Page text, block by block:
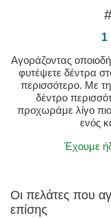
1
Αγοράζοντας
φυτέψετε δέντρα
περισσότερο. Με
δέντρο
προχωράμε λίγο
ενός
Έχουμε
Οι πελάτες που
επίσης